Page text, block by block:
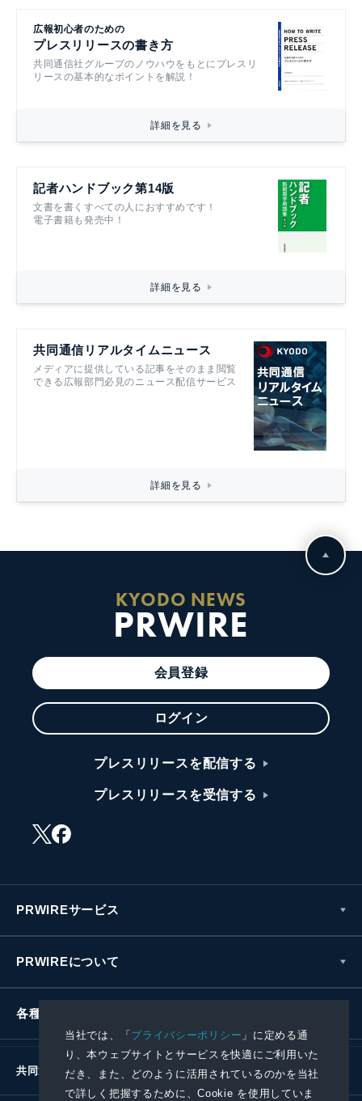
当社では、「プライバシーポリシー 」に定める通
り、本ウェブサイトとサービスを快適にご利用いた
だき、また、どのように活用されているのかを当社
で詳しく把握するために、Cookie を使用していま
広報初心者のための
プレスリリースの書き方
共同通信社グループのノウハウをもとにプレスリ
リースの基本的なポイントを解説！
詳細を見る
記者ハンドブック第14版
文書を書くすべての人におすすめです！
電子書籍も発売中！
詳細を見る
共同通信リアルタイムニュース
メディアに提供している記事をそのまま閲覧
できる広報部門必見のニュース配信サービス
詳細を見る
KYODO NEWS
PRWIRE
会員登録
ログイン
プレスリリースを配信する
プレスリリースを受信する
PRWIREサービス
PRWIREについて
各種お問い合わせ
共同通信社グループ